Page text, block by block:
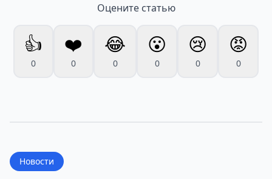
Оцените статью
👍
0
❤️
0
😂
0
😮
0
😢
0
😡
0
Новости